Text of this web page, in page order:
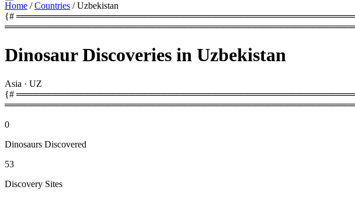
Home / Countries / Uzbekistan
{#
Dinosaur Discoveries in Uzbekistan
Asia · UZ
{#
0
Dinosaurs Discovered
53
Discovery Sites